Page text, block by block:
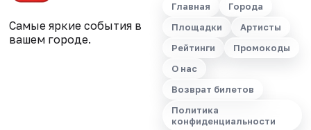
Самые яркие события в
вашем городе.
Главная
Города
Площадки
Артисты
Рейтинги
Промокоды
О нас
Возврат билетов
Политика
конфиденциальности